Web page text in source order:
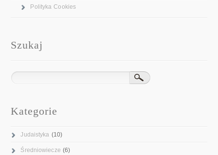
Polityka Cookies
Szukaj
Kategorie
Judaistyka (10)
Średniowiecze (6)